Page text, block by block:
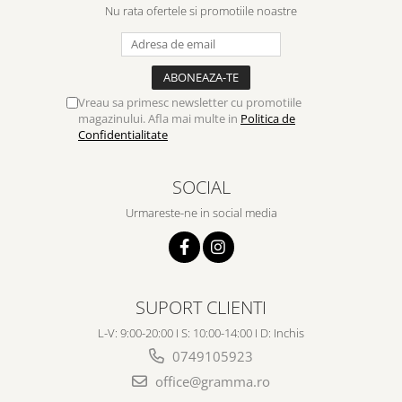
Dogmatica
Istoria Bisericii
Nu rata ofertele si promotiile noastre
Vreau sa primesc newsletter cu promotiile
magazinului. Afla mai multe in Politica de
Confidentialitate
SOCIAL
Urmareste-ne in social media
SUPORT CLIENTI
L-V: 9:00-20:00 I S: 10:00-14:00 I D: Inchis
0749105923
office@gramma.ro